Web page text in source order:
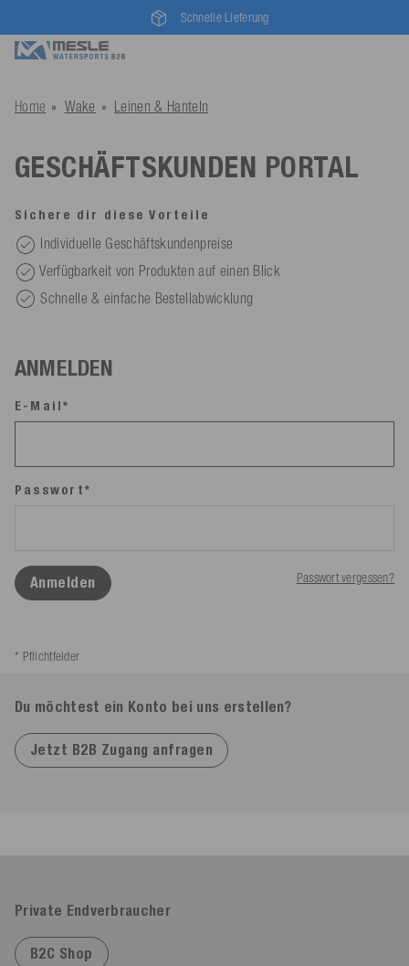
Schnelle Lieferung
Home Wake Leinen & Hanteln
GESCHÄFTSKUNDEN PORTAL
Sichere dir diese Vorteile
Individuelle Geschäftskundenpreise
Verfügbarkeit von Produkten auf einen Blick
Schnelle & einfache Bestellabwicklung
ANMELDEN
E-Mail*
Passwort*
Anmelden Passwort vergessen?
* Pflichtfelder
Du möchtest ein Konto bei uns erstellen?
Jetzt B2B Zugang anfragen
Private Endverbraucher
B2C Shop